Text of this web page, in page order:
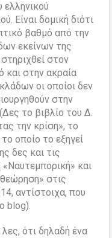
Είναι δομική διότι
βαθμό από την
εκείνων της
στον
και στην ακραία
οι οποίοι δεν
στην
το βιβλίο του Δ.
την κρίση», το
οποίο το εξηγεί
δες και τις
και
στις
αντίστοιχα, που
blog).
ότι δηλαδή ένα